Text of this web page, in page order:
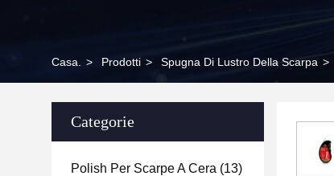
Casa. > Prodotti > Spugna Di Lustro Della Scarpa >
Categorie
Polish Per Scarpe A Cera (13)